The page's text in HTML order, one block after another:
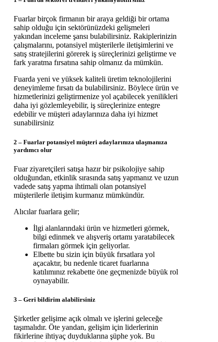
Fuarlar birçok firmanın bir araya geldiği bir ortama
sahip olduğu için sektörünüzdeki gelişmeleri
yakından inceleme şansı bulabilirsiniz. Rakiplerinizin
çalışmalarını, potansiyel müşterilerle iletişimlerini ve
satış stratejilerini görerek iş süreçlerinizi geliştirme ve
fark yaratma fırsatına sahip olmanız da mümkün.
Fuarda yeni ve yüksek kaliteli üretim teknolojilerini
deneyimleme fırsatı da bulabilirsiniz. Böylece ürün ve
hizmetlerinizi geliştirmenize yol açabilecek yenilikleri
daha iyi gözlemleyebilir, iş süreçlerinize entegre
edebilir ve müşteri adaylarınıza daha iyi hizmet
sunabilirsiniz
2 – Fuarlar potansiyel müşteri adaylarınıza ulaşmanıza
yardımcı olur
Fuar ziyaretçileri satışa hazır bir psikolojiye sahip
olduğundan, etkinlik sırasında satış yapmanız ve uzun
vadede satış yapma ihtimali olan potansiyel
müşterilerle iletişim kurmanız mümkündür.
Alıcılar fuarlara gelir;
İlgi alanlarındaki ürün ve hizmetleri görmek,
bilgi edinmek ve alışveriş ortamı yaratabilecek
firmaları görmek için geliyorlar.
Elbette bu sizin için büyük fırsatlara yol
açacaktır, bu nedenle ticaret fuarlarına
katılımınız rekabette öne geçmenizde büyük rol
oynayabilir.
3 – Geri bildirim alabilirsiniz
Şirketler gelişime açık olmalı ve işlerini geleceğe
taşımalıdır. Öte yandan, gelişim için liderlerinin
fikirlerine ihtiyaç duyduklarına şüphe yok. Bu